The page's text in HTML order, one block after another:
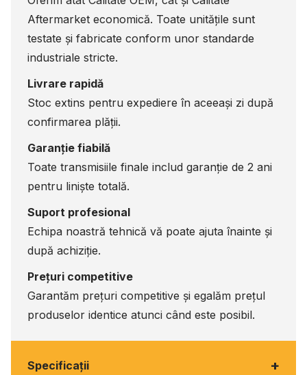
Aftermarket economică. Toate unitățile sunt
testate și fabricate conform unor standarde
industriale stricte.
Livrare rapidă
Stoc extins pentru expediere în aceeași zi după
confirmarea plății.
Garanție fiabilă
Toate transmisiile finale includ garanție de 2 ani
pentru liniște totală.
Suport profesional
Echipa noastră tehnică vă poate ajuta înainte și
după achiziție.
Prețuri competitive
Garantăm prețuri competitive și egalăm prețul
produselor identice atunci când este posibil.
Specificaţii +